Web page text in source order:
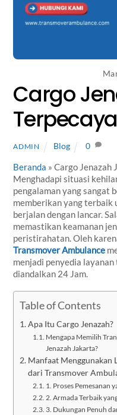
Cargo
Terpecaya
ADMIN Blog 0
Beranda »Cargo Jenazah
Menghadapi situasi
pengalaman yang sangat
memberikan yang terbaik
berjalan dengan lancar.
memastikan keamanan
peristirahatan. Oleh
Transmover Ambulance
menjadi penyedia
diandalkan 24 Jam.
Table of Contents
Apa Itu Cargo Jenazah?
Mengapa Memilih
Jenazah Jakarta?
Manfaat Menggunakan
dari Transmover
1. Proses Pemesanan
2. Armada Terbaik
3. Dukungan Penuh